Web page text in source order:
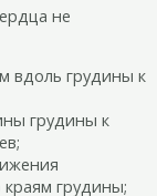
не
вдоль грудины к
грудины к
грудины;